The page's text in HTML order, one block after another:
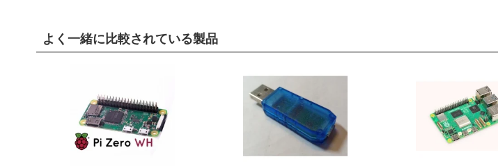
よく一緒に比較されている製品